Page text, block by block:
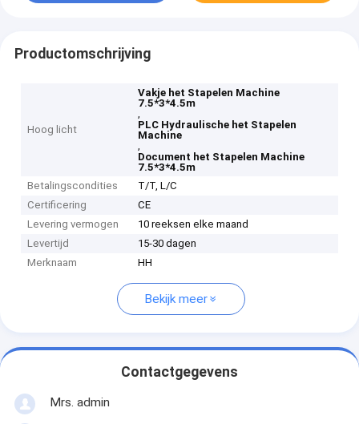
Productomschrijving
Hoog licht
Vakje het Stapelen Machine
7.5*3*4.5m
,
PLC Hydraulische het Stapelen
Machine
,
Document het Stapelen Machine
7.5*3*4.5m
Betalingscondities
T/T, L/C
Certificering
CE
Levering vermogen
10 reeksen elke maand
Levertijd
15-30 dagen
Merknaam
HH
Bekijk meer
Contactgegevens
Mrs. admin